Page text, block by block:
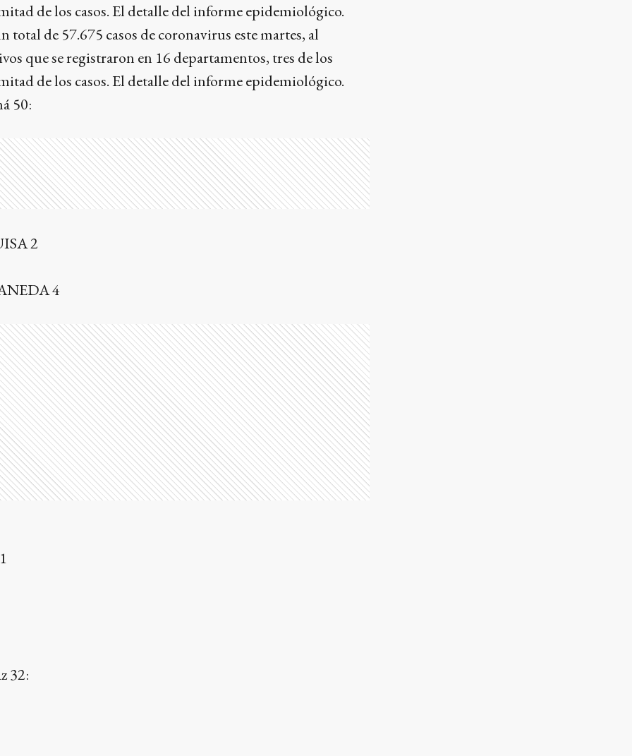
de los casos. El detalle del informe epidemiológico.
total de 57.675 casos de coronavirus este martes, al
que se registraron en 16 departamentos, tres de los
de los casos. El detalle del informe epidemiológico.
50:
2
4
32: